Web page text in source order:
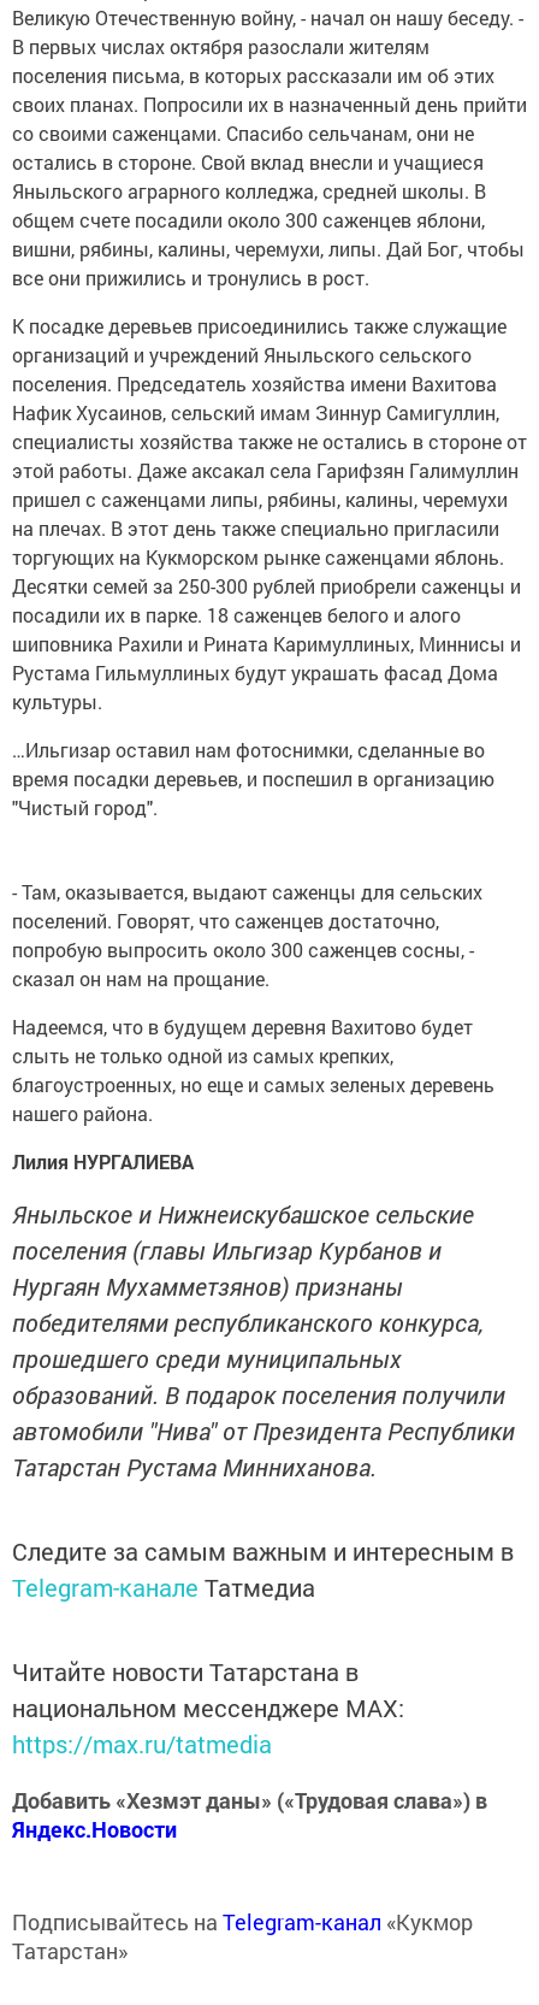
Великую Отечественную войну, - начал он нашу беседу. -
В первых числах октября разослали жителям
поселения письма, в которых рассказали им об этих
своих планах. Попросили их в назначенный день прийти
со своими саженцами. Спасибо сельчанам, они не
остались в стороне. Свой вклад внесли и учащиеся
Яныльского аграрного колледжа, средней школы. В
общем счете посадили около 300 саженцев яблони,
вишни, рябины, калины, черемухи, липы. Дай Бог, чтобы
все они прижились и тронулись в рост.
К посадке деревьев присоединились также служащие
организаций и учреждений Яныльского сельского
поселения. Председатель хозяйства имени Вахитова
Нафик Хусаинов, сельский имам Зиннур Самигуллин,
специалисты хозяйства также не остались в стороне от
этой работы. Даже аксакал села Гарифзян Галимуллин
пришел с саженцами липы, рябины, калины, черемухи
на плечах. В этот день также специально пригласили
торгующих на Кукморском рынке саженцами яблонь.
Десятки семей за 250-300 рублей приобрели саженцы и
посадили их в парке. 18 саженцев белого и алого
шиповника Рахили и Рината Каримуллиных, Миннисы и
Рустама Гильмуллиных будут украшать фасад Дома
культуры.
…Ильгизар оставил нам фотоснимки, сделанные во
время посадки деревьев, и поспешил в организацию
"Чистый город".
- Там, оказывается, выдают саженцы для сельских
поселений. Говорят, что саженцев достаточно,
попробую выпросить около 300 саженцев сосны, -
сказал он нам на прощание.
Надеемся, что в будущем деревня Вахитово будет
слыть не только одной из самых крепких,
благоустроенных, но еще и самых зеленых деревень
нашего района.
Лилия НУРГАЛИЕВА
Яныльское и Нижнеискубашское сельские
поселения (главы Ильгизар Курбанов и
Нургаян Мухамметзянов) признаны
победителями республиканского конкурса,
прошедшего среди муниципальных
образований. В подарок поселения получили
автомобили "Нива" от Президента Республики
Татарстан Рустама Минниханова.
Следите за самым важным и интересным в
Telegram-канале Татмедиа
Читайте новости Татарстана в
национальном мессенджере MАХ:
https://max.ru/tatmedia
Добавить «Хезмэт даны» («Трудовая слава») в
Яндекс.Новости
Подписывайтесь на Telegram-канал «Кукмор
Татарстан»